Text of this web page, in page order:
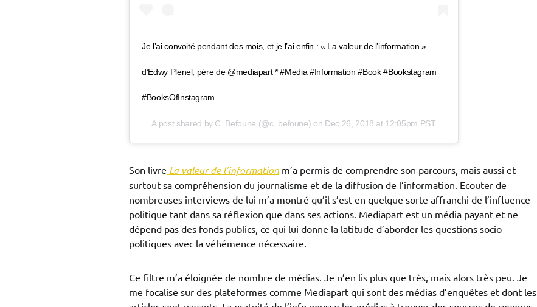
Je l’ai convoité pendant des mois, et je l’ai enfin : « La valeur de l’information »
d’Edwy Plenel, père de @mediapart * #Media #Information #Book #Bookstagram
#BooksOfInstagram
A post shared by C. Befoune (@c_befoune) on Dec 26, 2018 at 12:05pm PST
Son livre La valeur de l’information m’a permis de comprendre son parcours, mais aussi et
surtout sa compréhension du journalisme et de la diffusion de l’information. Ecouter de
nombreuses interviews de lui m’a montré qu’il s’est en quelque sorte affranchi de l’influence
politique tant dans sa réflexion que dans ses actions. Mediapart est un média payant et ne
dépend pas des fonds publics, ce qui lui donne la latitude d’aborder les questions socio-
politiques avec la véhémence nécessaire.
Ce filtre m’a éloignée de nombre de médias. Je n’en lis plus que très, mais alors très peu. Je
me focalise sur des plateformes comme Mediapart qui sont des médias d’enquêtes et dont les